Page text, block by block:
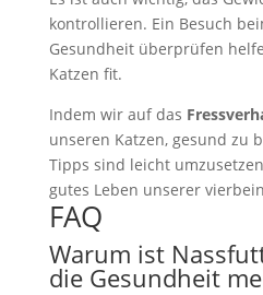
kontrollieren. Ein Besuch
Gesundheit überprüfen
Katzen fit.
Indem wir auf das
unseren Katzen, gesund zu
Tipps sind leicht
gutes Leben unserer
FAQ
Warum ist
die Gesundheit